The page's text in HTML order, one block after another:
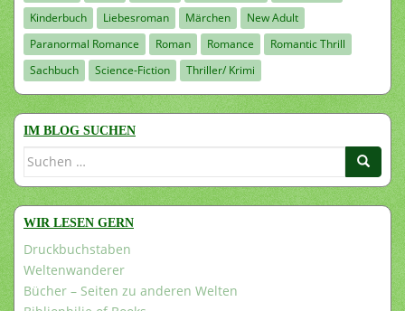
Kinderbuch
Liebesroman Märchen
New Adult
Paranormal Romance
Roman Romance
Romantic Thrill
Sachbuch
Science-Fiction Thriller/ Krimi
IM BLOG SUCHEN
Suchen
WIR LESEN GERN
Druckbuchstaben
Weltenwanderer
Bücher – Seiten zu anderen Welten